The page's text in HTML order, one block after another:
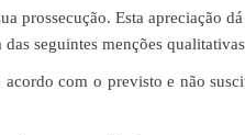
prossecução. Esta apreciação
seguintes menções
com o previsto e não